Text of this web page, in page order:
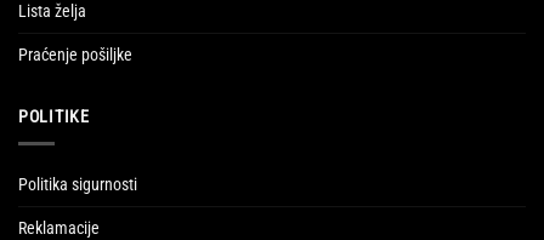
Lista želja
Praćenje pošiljke
POLITIKE
Politika sigurnosti
Reklamacije